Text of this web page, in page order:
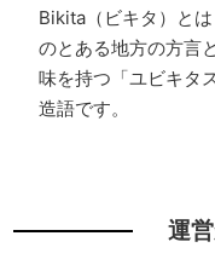
Bikita（ビキタ）と
のとある地方の方言
味を持つ「ユビキタ
造語です。
運